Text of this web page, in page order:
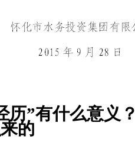
历”有什么意义？
的